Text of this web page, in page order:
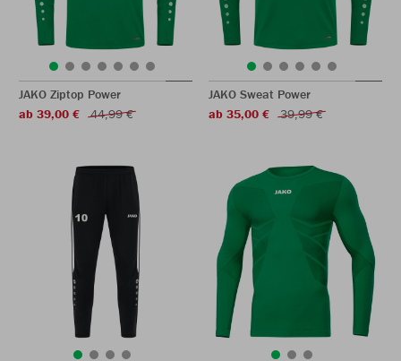
JAKO Ziptop Power
ab 39,00 €
44,99 €
JAKO Sweat Power
ab 35,00 €
39,99 €